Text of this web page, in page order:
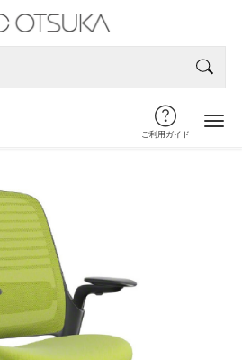
ご利用ガイド